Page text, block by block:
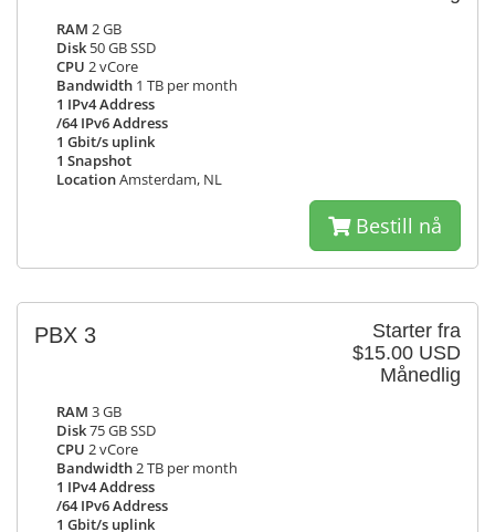
RAM 2 GB
Disk 50 GB SSD
CPU 2 vCore
Bandwidth 1 TB per month
1 IPv4 Address
/64 IPv6 Address
1 Gbit/s uplink
1 Snapshot
LocationAmsterdam, NL
Bestill nå
Starter fra
$15.00 USD
Månedlig
PBX 3
RAM 3 GB
Disk75 GB SSD
CPU 2 vCore
Bandwidth2 TB per month
1 IPv4 Address
/64 IPv6 Address
1 Gbit/s uplink